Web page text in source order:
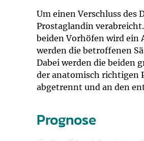
Um einen Verschluss des
Prostaglandin
beiden Vorhöfen wird ein
werden die betroffenen
Dabei werden die beiden
der anatomisch richtigen
abgetrennt und an den
Prognose